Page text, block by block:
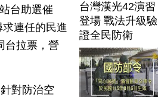
台助選催
連任的民進
台拉票，營
對防治空
台灣漢光42演習
登場 戰法升級驗
證全民防衛